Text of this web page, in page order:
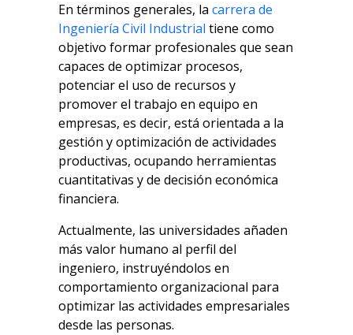
En términos generales, la carrera de
Ingeniería Civil Industrial tiene como
objetivo formar profesionales que sean
capaces de optimizar procesos,
potenciar el uso de recursos y
promover el trabajo en equipo en
empresas, es decir, está orientada a la
gestión y optimización de actividades
productivas, ocupando herramientas
cuantitativas y de decisión económica
financiera.
Actualmente, las universidades añaden
más valor humano al perfil del
ingeniero, instruyéndolos en
comportamiento organizacional para
optimizar las actividades empresariales
desde las personas.